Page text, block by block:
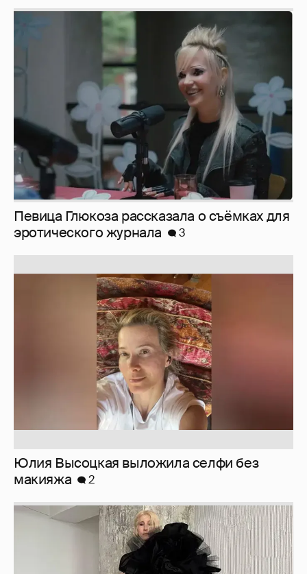
Певица Глюкоза рассказала о съёмках для
эротического журнала
3
Юлия Высоцкая выложила селфи без
макияжа
2